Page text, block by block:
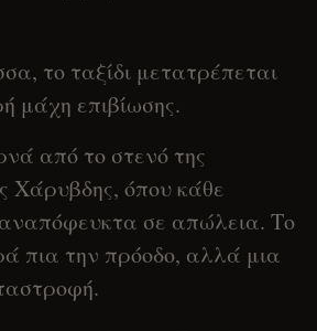
το ταξίδι μετατρέπεται
μάχη επιβίωσης.
από το στενό της
Χάρυβδης, όπου κάθε
αναπόφευκτα σε απώλεια. Το
πια την πρόοδο, αλλά μια